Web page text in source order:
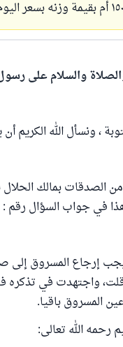
والسلام على
، ونسأل الله
الصدقات بمالك
في جواب السؤال رقم
إرجاع المسروق
قلت، واجتهدت في تذكره
المسروق باقيا.
رحمه الله تعالى: